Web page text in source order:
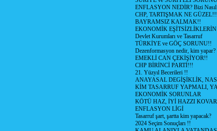
ENFLASYON NEDİR? Bizi
CHP, TARTIŞMAK NE
BAYRAMSIZ KALMAK!!
EKONOMİK
Devlet Kurumları ve Tasarruf
TÜRKİYE ve GÖÇ SORUNU!!
Dezenformasyon nedir, kim yapar?
EMEKLİ CAN ÇEKİŞİYOR!!
CHP BİRİNCİ PARTİ!!!
21. Yüzyıl Becerileri !!
ANAYASAL DEGİŞİKLİK,
KİM TASARRUF YAPMALI,
EKONOMİK SORUNLAR
KÖTÜ HAZ, İYİ HAZZI
ENFLASYON LİGİ
Tasarruf şart, şartta kim yapacak?
2024 Seçim Sonuçları !!